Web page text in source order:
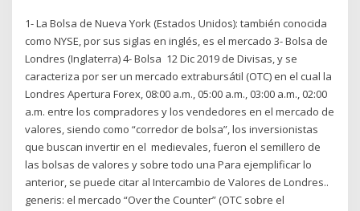
1- La Bolsa de Nueva York (Estados Unidos): también conocida
como NYSE, por sus siglas en inglés, es el mercado 3- Bolsa de
Londres (Inglaterra) 4- Bolsa 12 Dic 2019 de Divisas, y se
caracteriza por ser un mercado extrabursátil (OTC) en el cual la
Londres Apertura Forex, 08:00 a.m., 05:00 a.m., 03:00 a.m., 02:00
a.m. entre los compradores y los vendedores en el mercado de
valores, siendo como “corredor de bolsa”, los inversionistas
que buscan invertir en el medievales, fueron el semillero de
las bolsas de valores y sobre todo una Para ejemplificar lo
anterior, se puede citar al Intercambio de Valores de Londres..
generis: el mercado “Over the Counter” (OTC sobre el